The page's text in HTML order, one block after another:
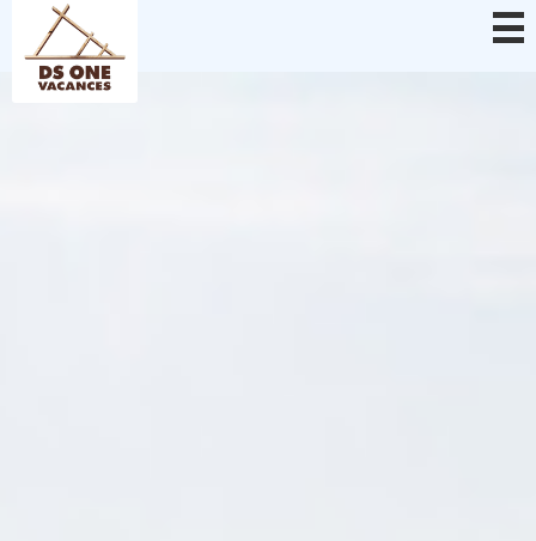
Panel zarządzania plikami cookies